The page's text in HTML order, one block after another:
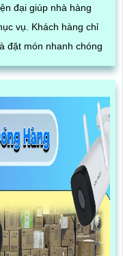
đại giúp nhà hàng
vụ. Khách hàng chỉ
đặt món nhanh chóng